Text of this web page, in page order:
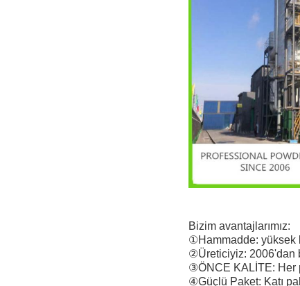
Bizim avantajlarımız:
①Hammadde: yüksek
②Üreticiyiz: 2006'dan
③ÖNCE KALİTE: Her
④Güçlü Paket: Katı